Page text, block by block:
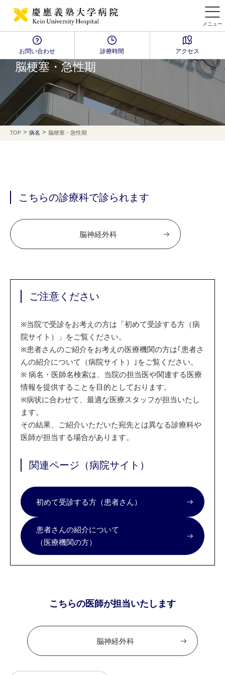
メニュー
お問い合わせ 診療時間 アクセス
Disease Name Search
脳梗塞・急性期
TOP > 病名 > 脳梗塞・急性期
こちらの診療科で診られます
脳神経外科
ご注意ください
※当院で受診をお考えの方は「初めて受診する方（病
院サイト）」をご覧ください。
※患者さんのご紹介をお考えの医療機関の方は｢患者さ
んの紹介について（病院サイト）｣をご覧ください。
※ 病名・医師名検索は、当院の担当医や関連する医療
情報を提供することを目的としております。
※病状に合わせて、最適な医療スタッフが担当いたし
ます。
その結果、ご紹介いただいた宛先とは異なる診療科や
医師が担当する場合があります。
関連ページ（病院サイト）
初めて受診する方（患者さん）
患者さんの紹介について
（医療機関の方）
こちらの医師が担当いたします
脳神経外科